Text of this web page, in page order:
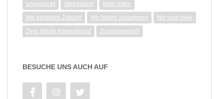
unverpackt
Verkostung
Welt retten
Wir gestalten Zukunft
Wir halten zusammen
Wir sind viele
Zero Waste International
Zusammenhalt
BESUCHE UNS AUCH AUF